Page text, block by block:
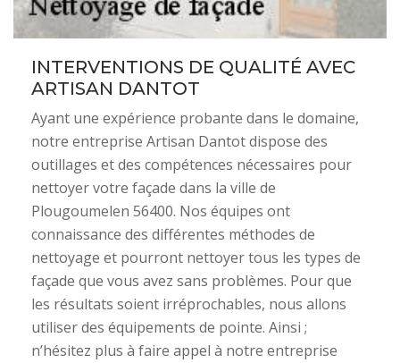
INTERVENTIONS DE QUALITÉ AVEC
ARTISAN DANTOT
Ayant une expérience probante dans le domaine,
notre entreprise Artisan Dantot dispose des
outillages et des compétences nécessaires pour
nettoyer votre façade dans la ville de
Plougoumelen 56400. Nos équipes ont
connaissance des différentes méthodes de
nettoyage et pourront nettoyer tous les types de
façade que vous avez sans problèmes. Pour que
les résultats soient irréprochables, nous allons
utiliser des équipements de pointe. Ainsi ;
n’hésitez plus à faire appel à notre entreprise